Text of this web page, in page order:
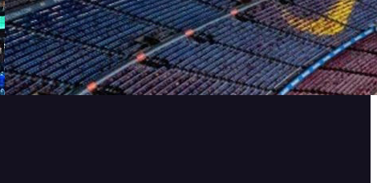
Klart för åttondelar i CL
21 februari, 2025